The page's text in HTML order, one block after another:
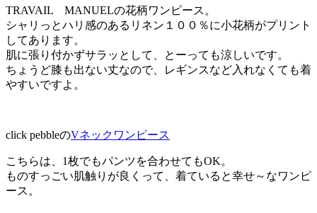
TRAVAIL MANUELの花柄ワンピース。
シャリっとハリ感のあるリネン１００％に小花柄がプリント
してあります。
肌に張り付かずサラッとして、とーっても涼しいです。
ちょうど膝も出ない丈なので、レギンスなど入れなくても着
やすいですよ。
click pebbleのVネックワンピース
こちらは、1枚でもパンツを合わせてもOK。
ものすっごい肌触りが良くって、着ていると幸せ～なワンピ
ース。